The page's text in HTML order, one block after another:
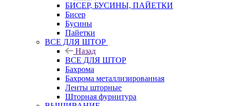
БИСЕР, БУСИНЫ, ПАЙЕТКИ
Бисер
Бусины
Пайетки
ВСЕ ДЛЯ ШТОР
Назад
ВСЕ ДЛЯ ШТОР
Бахрома
Бахрома металлизированная
Ленты шторные
Шторная фурнитура